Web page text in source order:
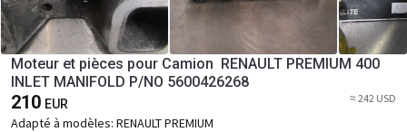
Moteur et pièces pour Camion RENAULT PREMIUM 400
INLET MANIFOLD P/NO 5600426268
210 EUR ≈ 242 USD
Adapté à modèles: RENAULT PREMIUM